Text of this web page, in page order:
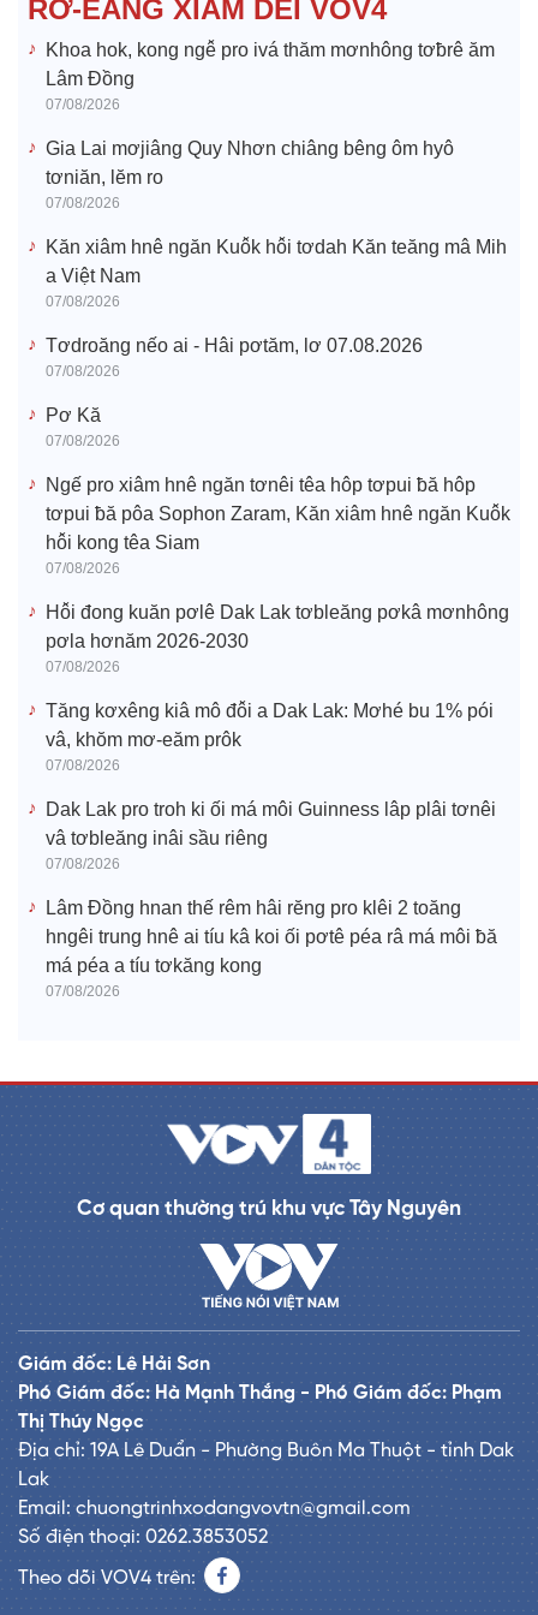
o
RƠ-EĂNG XIÂM DÊI VOV4
Khoa hok, kong ngê̆ pro ivá thăm mơnhông tơƀrê ăm
Lâm Đồng
07/08/2026
Gia Lai mơjiâng Quy Nhơn chiâng bêng ôm hyô
tơniăn, lĕm ro
07/08/2026
Kăn xiâm hnê ngăn Kuô̆k hô̆i tơdah Kăn teăng mâ Mih
a Việt Nam
07/08/2026
Tơdroăng nếo ai - Hâi pơtăm, lơ 07.08.2026
07/08/2026
Pơ Kă
07/08/2026
Ngế pro xiâm hnê ngăn tơnêi têa hôp tơpui ƀă hôp
tơpui ƀă pôa Sophon Zaram, Kăn xiâm hnê ngăn Kuô̆k
hô̆i kong têa Siam
07/08/2026
Hô̆i đong kuăn pơlê Dak Lak tơbleăng pơkâ mơnhông
pơla hơnăm 2026-2030
07/08/2026
Tăng kơxêng kiâ mô đô̆i a Dak Lak: Mơhé bu 1% pói
vâ, khŏm mơ-eăm prôk
07/08/2026
Dak Lak pro troh ki ối má môi Guinness lâp plâi tơnêi
vâ tơbleăng inâi sầu riêng
07/08/2026
Lâm Đồng hnan thế rêm hâi rĕng pro klêi 2 toăng
hngêi trung hnê ai tíu kâ koi ối pơtê péa râ má môi ƀă
má péa a tíu tơkăng kong
07/08/2026
Cơ quan thường trú khu vực Tây Nguyên
Giám đốc: Lê Hải Sơn
Phó Giám đốc: Hà Mạnh Thắng - Phó Giám đốc: Phạm
Thị Thúy Ngọc
Địa chỉ: 19A Lê Duẩn - Phường Buôn Ma Thuột - tỉnh Dak
Lak
Email: chuongtrinhxodangvovtn@gmail.com
Số điện thoại: 0262.3853052
Theo dõi VOV4 trên: